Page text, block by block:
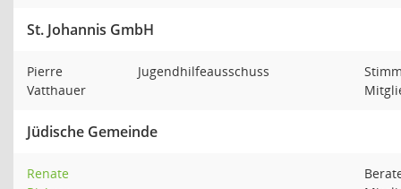
St. Johannis GmbH
Pierre
Vatthauer
Jugendhilfeausschuss
Jüdische Gemeinde
Renate